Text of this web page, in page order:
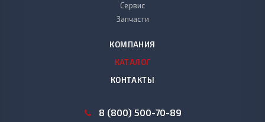
Сервис
Запчасти
КОМПАНИЯ
КАТАЛОГ
КОНТАКТЫ
8 (800) 500-70-89